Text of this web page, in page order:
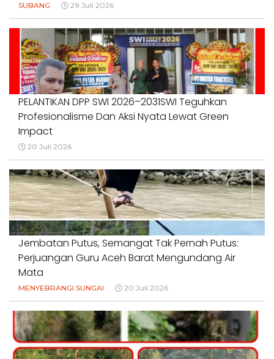
SUBANG 29 Juli 2026
PELANTIKAN DPP SWI 2026–2031SWI Teguhkan
Profesionalisme Dan Aksi Nyata Lewat Green
Impact
20 Juli 2026
Jembatan Putus, Semangat Tak Pernah Putus:
Perjuangan Guru Aceh Barat Mengundang Air
Mata
MENYEBRANGI SUNGAI 20 Juli 2026